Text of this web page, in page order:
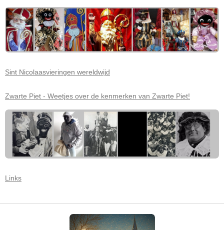
Sint Nicolaasvieringen wereldwijd
Zwarte Piet - Weetjes over de kenmerken van Zwarte Piet!
Links